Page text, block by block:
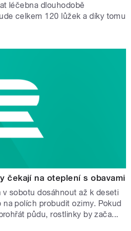
léčebna dlouhodobě
celkem 120 lůžek a díky tomu
čekají na oteplení s obavami
sobotu dosáhnout až k deseti
polích probudit ozimy. Pokud
půdu, rostlinky by zača...